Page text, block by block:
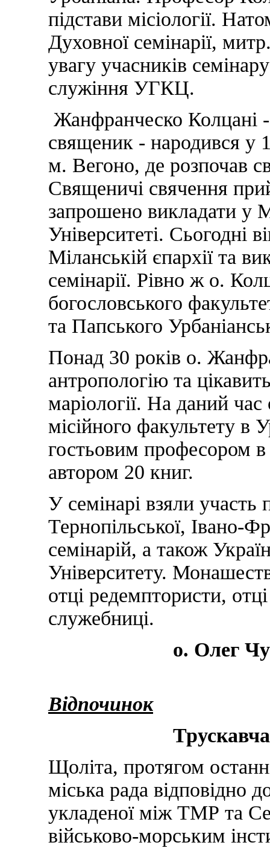
підстави місіології.
Духовної семінарії,
увагу учасників
служіння УГКЦ.
Жанфранческо Колцані -
священик - народився у
м. Вегоно, де розпочав
Священичі свячення
запрошено викладати у
Університеті. Сьогодні
Міланській єпархії та
семінарії. Рівно ж о.
богословського
та Папського
Понад 30 років о.
антропологію та
маріології. На даний
місійного факультету в
гостьовим професором в
автором 20 книг.
У семінарі взяли участь
Тернопільської, Івано-
семінарій, а також
Університету.
отці редемптористи,
служебниці.
о. Олег
Відпочинок
Щоліта, протягом
міська рада відповідно
укладеної між ТМР та
військово-морським